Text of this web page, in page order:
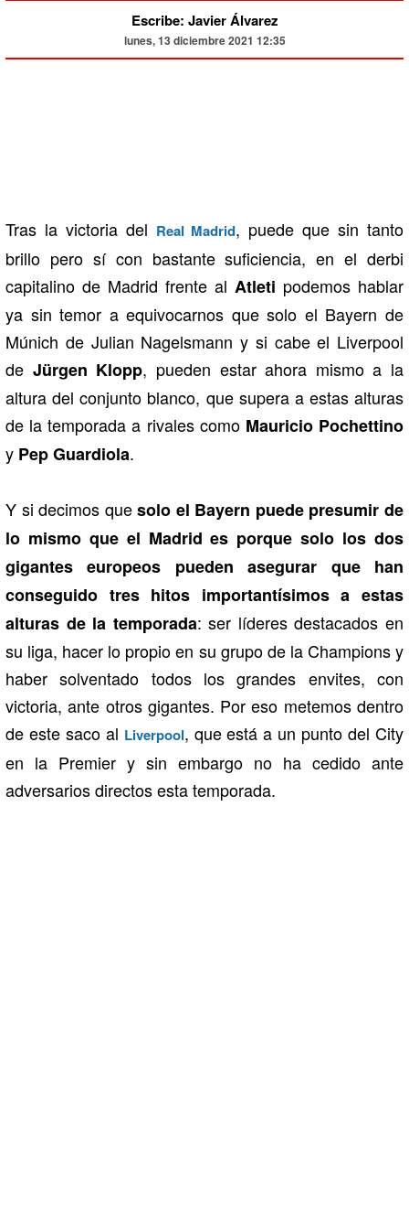
Escribe: Javier Álvarez
lunes, 13 diciembre 2021 12:35
Tras la victoria del Real Madrid, puede que sin tanto
brillo pero sí con bastante suficiencia, en el derbi
capitalino de Madrid frente al Atleti podemos hablar
ya sin temor a equivocarnos que solo el Bayern de
Múnich de Julian Nagelsmann y si cabe el Liverpool
de Jürgen Klopp, pueden estar ahora mismo a la
altura del conjunto blanco, que supera a estas alturas
de la temporada a rivales como Mauricio Pochettino
y Pep Guardiola.
Y si decimos quesolo el Bayern puede presumir de
lo mismo que el Madrid es porque solo los dos
gigantes europeos pueden asegurar que han
conseguido tres hitos importantísimos a estas
alturas de la temporada: ser líderes destacados en
su liga, hacer lo propio en su grupo de la Champions y
haber solventado todos los grandes envites, con
victoria, ante otros gigantes. Por eso metemos dentro
de este saco al Liverpool, que está a un punto del City
en la Premier y sin embargo no ha cedido ante
adversarios directos esta temporada.